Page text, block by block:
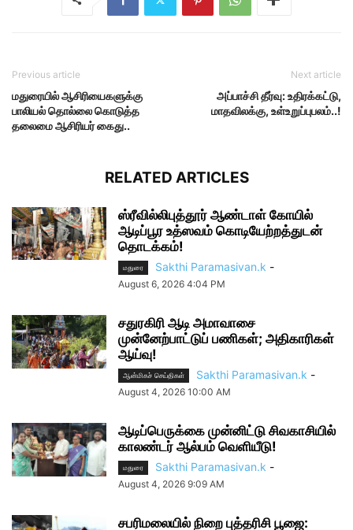
Previous article
மதுரையில் ஆசிரியைகளுக்கு
பாலியல் தொல்லை கொடுத்த
தலைமை ஆசிரியர் கைது..
Next article
அப்பாச்சி தீர்வு: உதிரக்கட்டு,
மாதவிலக்கு, உள்உறுப்புபலம்..!
RELATED ARTICLES
ஸ்ரீவில்லிபுத்தூர் ஆண்டாள் கோயில்
ஆடிப்பூர உத்ஸவம் கொடியேற்றத்துடன்
தொடக்கம்!
மதுரை Sakthi Paramasivan.k -
August 6, 2026 4:04 PM
சதுரகிரி ஆடி அமாவாசை
முன்னேற்பாட்டுப் பணிகள்; அதிகாரிகள்
ஆய்வு!
ஆன்மிகச் செய்திகள் Sakthi Paramasivan.k -
August 4, 2026 10:00 AM
ஆடிப்பெருக்கை முன்னிட்டு சிவகாசியில்
காலண்டர் ஆல்பம் வெளியீடு!
மதுரை Sakthi Paramasivan.k -
August 4, 2026 9:09 AM
சபரிமலையில் நிறை புத்தரிசி பூஜை: